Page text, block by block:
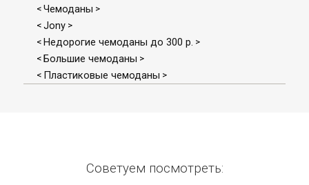
< Чемоданы >
< Jony>
< Недорогие чемоданы до 300 р. >
< Большие чемоданы >
< Пластиковые чемоданы >
Советуем посмотреть: